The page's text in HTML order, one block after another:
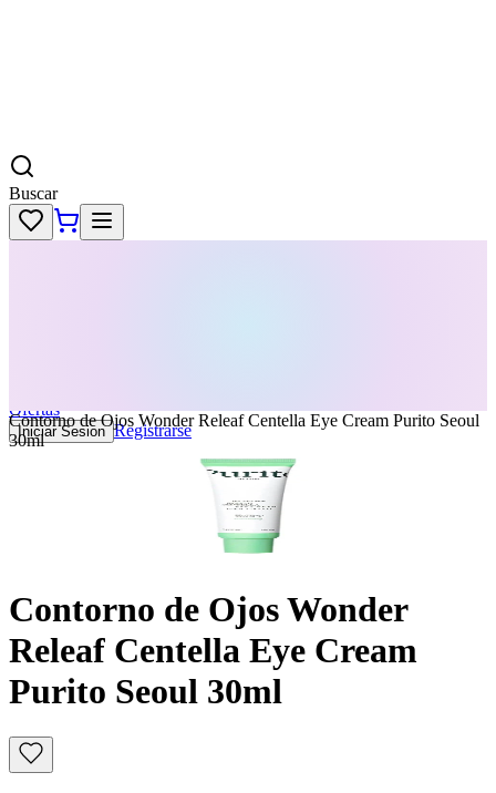
Buscar
Ofertas
Iniciar Sesion Registrarse
Contorno de Ojos Wonder Releaf Centella Eye Cream Purito Seoul
30ml
Contorno de Ojos Wonder
Releaf Centella Eye Cream
Purito Seoul 30ml